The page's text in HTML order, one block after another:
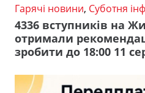
Гарячі новини, Суботня
4336 вступників на
отримали
зробити до 18:00 11